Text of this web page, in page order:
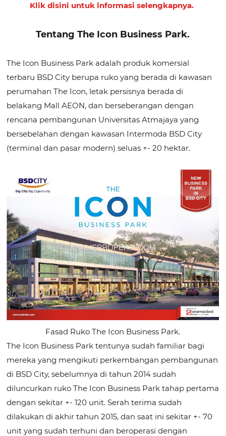
Klik disini untuk informasi selengkapnya.
Tentang The Icon Business Park.
The Icon Business Park adalah produk komersial
terbaru BSD City berupa ruko yang berada di kawasan
perumahan The Icon, letak persisnya berada di
belakang Mall AEON, dan berseberangan dengan
rencana pembangunan Universitas Atmajaya yang
bersebelahan dengan kawasan Intermoda BSD City
(terminal dan pasar modern) seluas +- 20 hektar.
Fasad Ruko The Icon Business Park.
The Icon Business Park tentunya sudah familiar bagi
mereka yang mengikuti perkembangan pembangunan
di BSD City, sebelumnya di tahun 2014 sudah
diluncurkan ruko The Icon Business Park tahap pertama
dengan sekitar +- 120 unit. Serah terima sudah
dilakukan di akhir tahun 2015, dan saat ini sekitar +- 70
unit yang sudah terhuni dan beroperasi dengan